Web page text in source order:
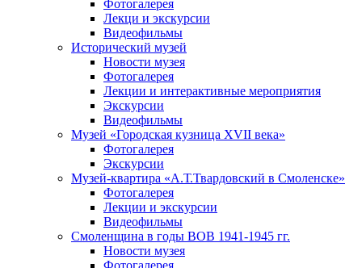
Фотогалерея
Лекци и экскурсии
Видеофильмы
Исторический музей
Новости музея
Фотогалерея
Лекции и интерактивные мероприятия
Экскурсии
Видеофильмы
Музей «Городская кузница XVII века»
Фотогалерея
Экскурсии
Музей-квартира «А.Т.Твардовский в Смоленске»
Фотогалерея
Лекции и экскурсии
Видеофильмы
Смоленщина в годы ВОВ 1941-1945 гг.
Новости музея
Фотогалерея